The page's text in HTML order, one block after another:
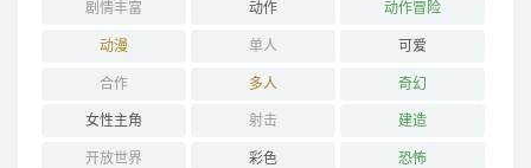
剧情丰富 动作 动作冒险
动漫 单人 可爱
合作 多人 奇幻
女性主角 射击 建造
开放世界 彩色 恐怖